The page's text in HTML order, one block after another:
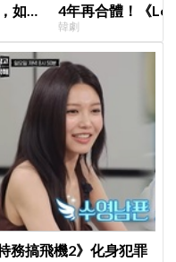
如今
4年再合體！《
面就變天」設定超
韓劇
務搞飛機2》化身犯罪